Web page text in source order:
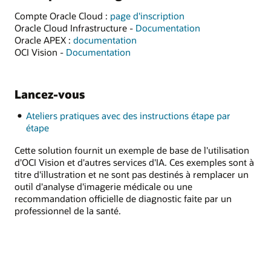
Compte Oracle Cloud : page d'inscription
Oracle Cloud Infrastructure - Documentation
Oracle APEX : documentation
OCI Vision - Documentation
Lancez-vous
Ateliers pratiques avec des instructions étape par
étape
Cette solution fournit un exemple de base de l'utilisation
d'OCI Vision et d'autres services d'IA. Ces exemples sont à
titre d'illustration et ne sont pas destinés à remplacer un
outil d'analyse d'imagerie médicale ou une
recommandation officielle de diagnostic faite par un
professionnel de la santé.